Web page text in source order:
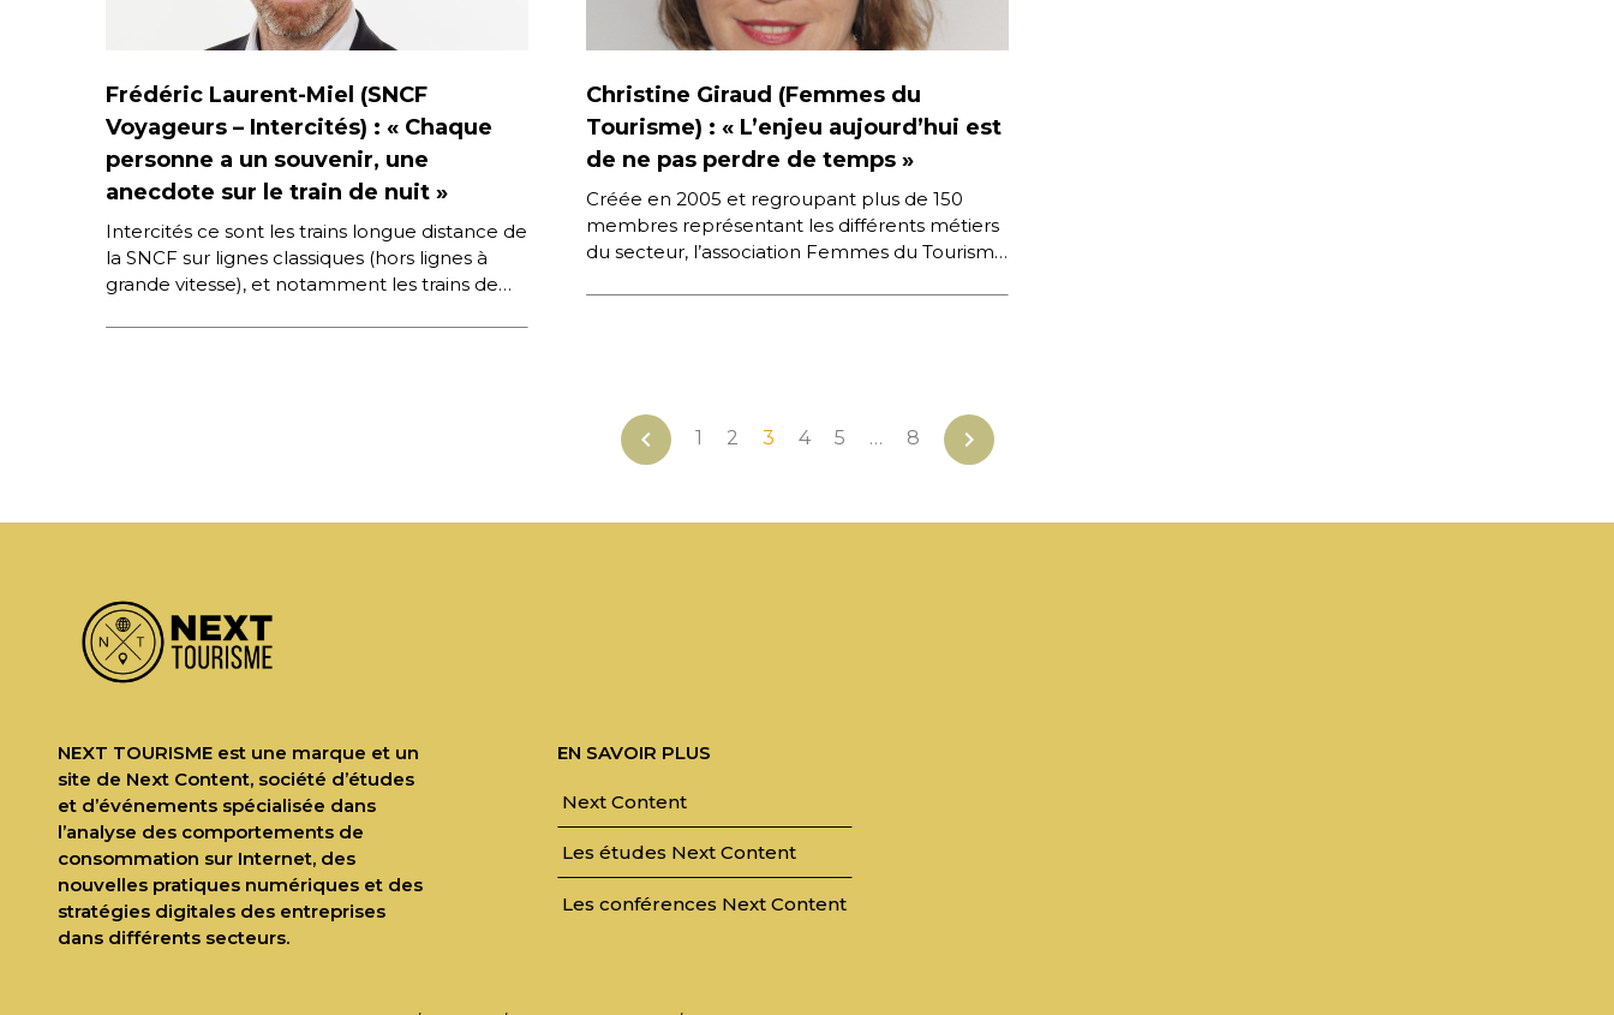
Frédéric Laurent-Miel (SNCF
Voyageurs – Intercités) : « Chaque
personne a un souvenir, une
anecdote sur le train de nuit »
Intercités ce sont les trains longue distance de
la SNCF sur lignes classiques (hors lignes à
grande vitesse), et notamment les trains de
Christine Giraud (Femmes du
Tourisme) : « L’enjeu aujourd’hui est
de ne pas perdre de temps »
Créée en 2005 et regroupant plus de 150
membres représentant les différents métiers
du secteur, l’association Femmes du Tourisme
chevron_left 1 2 3 4 5 … 8 chevron_right
NEXT TOURISME est une marque et un
site de Next Content, société d’études
et d’événements spécialisée dans
l’analyse des comportements de
consommation sur Internet, des
nouvelles pratiques numériques et des
stratégies digitales des entreprises
dans différents secteurs.
EN SAVOIR PLUS
Next Content
Les études Next Content
Les conférences Next Content